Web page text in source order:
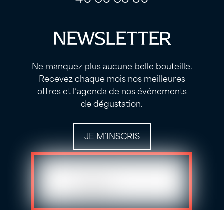
NEWSLETTER
Ne manquez plus aucune belle bouteille.
Recevez chaque mois nos meilleures
offres et l’agenda de nos événements
de dégustation.
JE M’INSCRIS